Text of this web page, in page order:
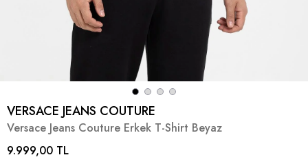
VERSACE JEANS COUTURE
Versace Jeans Couture Erkek T-Shirt Beyaz
9.999,00 TL